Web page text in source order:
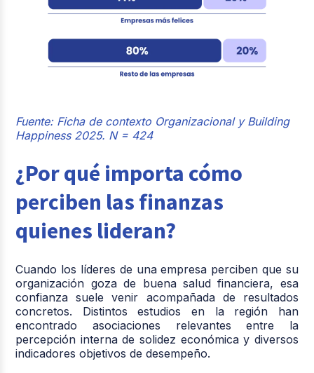
Fuente: Ficha de contexto Organizacional y Building
Happiness 2025. N = 424
¿Por qué importa cómo
perciben las finanzas
quienes lideran?
Cuando los líderes de una empresa perciben que su
organización goza de buena salud financiera, esa
confianza suele venir acompañada de resultados
concretos. Distintos estudios en la región han
encontrado asociaciones relevantes entre la
percepción interna de solidez económica y diversos
indicadores objetivos de desempeño.